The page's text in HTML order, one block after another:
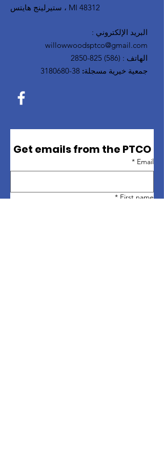
ستيرلينج هايتس ، MI 48312
البريد الإلكتروني :
willowwoodsptco@gmail.com
الهاتف :
(586) 825-2850
جمعية خيرية مسجلة: 38-3180680
Get emails from the PTCO
Email
*
First name
*